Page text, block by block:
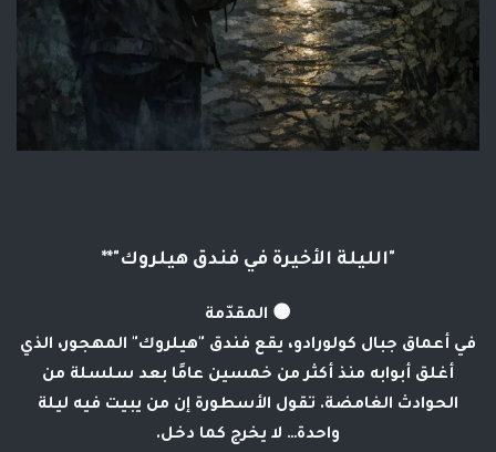
"الليلة الأخيرة في فندق هيلروك"**
🌑 المقدّمة
في أعماق جبال كولورادو، يقع فندق "هيلروك" المهجور، الذي
أغلق أبوابه منذ أكثر من خمسين عامًا بعد سلسلة من
الحوادث الغامضة. تقول الأسطورة إن من يبيت فيه ليلة
واحدة… لا يخرج كما دخل.